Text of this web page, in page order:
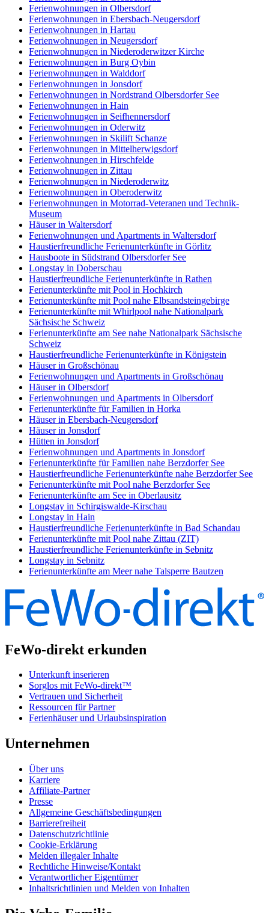
Ferienwohnungen in Olbersdorf
Ferienwohnungen in Ebersbach-Neugersdorf
Ferienwohnungen in Hartau
Ferienwohnungen in Neugersdorf
Ferienwohnungen in Niederoderwitzer Kirche
Ferienwohnungen in Burg Oybin
Ferienwohnungen in Walddorf
Ferienwohnungen in Jonsdorf
Ferienwohnungen in Nordstrand Olbersdorfer See
Ferienwohnungen in Hain
Ferienwohnungen in Seifhennersdorf
Ferienwohnungen in Oderwitz
Ferienwohnungen in Skilift Schanze
Ferienwohnungen in Mittelherwigsdorf
Ferienwohnungen in Hirschfelde
Ferienwohnungen in Zittau
Ferienwohnungen in Niederoderwitz
Ferienwohnungen in Oberoderwitz
Ferienwohnungen in Motorrad-Veteranen und Technik-
Museum
Häuser in Waltersdorf
Ferienwohnungen und Apartments in Waltersdorf
Haustierfreundliche Ferienunterkünfte in Görlitz
Hausboote in Südstrand Olbersdorfer See
Longstay in Doberschau
Haustierfreundliche Ferienunterkünfte in Rathen
Ferienunterkünfte mit Pool in Hochkirch
Ferienunterkünfte mit Pool nahe Elbsandsteingebirge
Ferienunterkünfte mit Whirlpool nahe Nationalpark
Sächsische Schweiz
Ferienunterkünfte am See nahe Nationalpark Sächsische
Schweiz
Haustierfreundliche Ferienunterkünfte in Königstein
Häuser in Großschönau
Ferienwohnungen und Apartments in Großschönau
Häuser in Olbersdorf
Ferienwohnungen und Apartments in Olbersdorf
Ferienunterkünfte für Familien in Horka
Häuser in Ebersbach-Neugersdorf
Häuser in Jonsdorf
Hütten in Jonsdorf
Ferienwohnungen und Apartments in Jonsdorf
Ferienunterkünfte für Familien nahe Berzdorfer See
Haustierfreundliche Ferienunterkünfte nahe Berzdorfer See
Ferienunterkünfte mit Pool nahe Berzdorfer See
Ferienunterkünfte am See in Oberlausitz
Longstay in Schirgiswalde-Kirschau
Longstay in Hain
Haustierfreundliche Ferienunterkünfte in Bad Schandau
Ferienunterkünfte mit Pool nahe Zittau (ZIT)
Haustierfreundliche Ferienunterkünfte in Sebnitz
Longstay in Sebnitz
Ferienunterkünfte am Meer nahe Talsperre Bautzen
FeWo-direkt erkunden
Unterkunft inserieren
Sorglos mit FeWo-direkt™
Vertrauen und Sicherheit
Ressourcen für Partner
Ferienhäuser und Urlaubsinspiration
Unternehmen
Über uns
Karriere
Affiliate-Partner
Presse
Allgemeine Geschäftsbedingungen
Barrierefreiheit
Datenschutzrichtlinie
Cookie-Erklärung
Melden illegaler Inhalte
Rechtliche Hinweise/Kontakt
Verantwortlicher Eigentümer
Inhaltsrichtlinien und Melden von Inhalten